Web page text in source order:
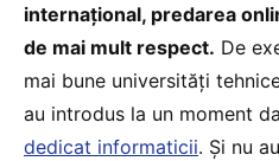
internațional, predarea
de mai mult respect. De
mai bune universități
au introdus la un moment
dedicat informaticii. Și nu